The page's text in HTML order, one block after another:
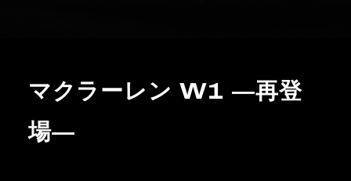
マクラーレン W1 ―再登
場―